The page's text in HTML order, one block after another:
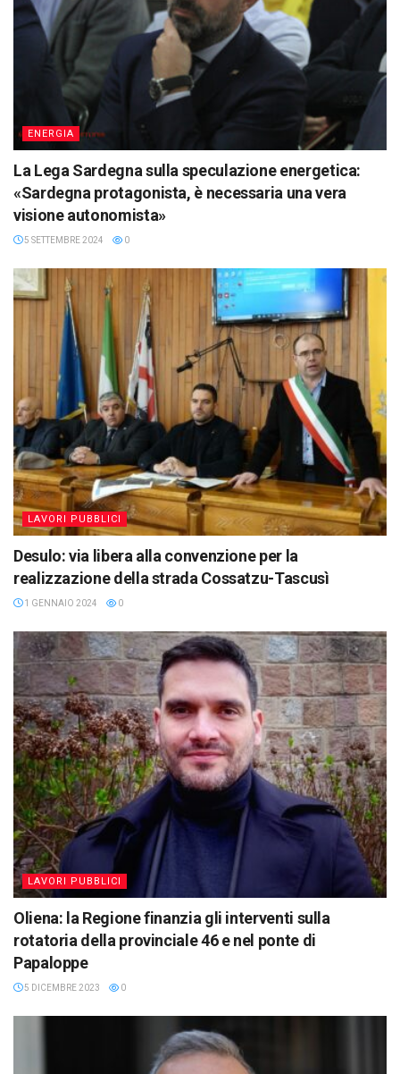
ENERGIA
La Lega Sardegna sulla speculazione energetica:
«Sardegna protagonista, è necessaria una vera
visione autonomista»
5 SETTEMBRE 2024 0
LAVORI PUBBLICI
Desulo: via libera alla convenzione per la
realizzazione della strada Cossatzu-Tascusì
1 GENNAIO 2024 0
LAVORI PUBBLICI
Oliena: la Regione finanzia gli interventi sulla
rotatoria della provinciale 46 e nel ponte di
Papaloppe
5 DICEMBRE 2023 0